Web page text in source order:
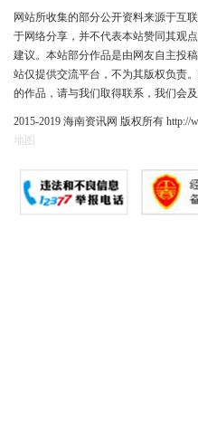
网站所收集的部分公开资料来源于互
于网络分享，并不代表本站赞同其观
建议。本站部分作品是由网友自主投
站仅提供交流平台，不为其版权负责
的作品，请与我们取得联系，我们会及
2015-2019 海南资讯网 版权所有 http://
地图